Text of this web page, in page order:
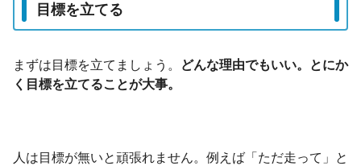
目標を立てる
まずは目標を立てましょう。
どんな理由でもいい。とにか
く目標を立てることが大事。
人は目標が無いと頑張れません。例えば「ただ走って」と